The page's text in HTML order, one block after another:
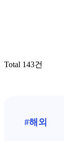
Total 143건
#해외